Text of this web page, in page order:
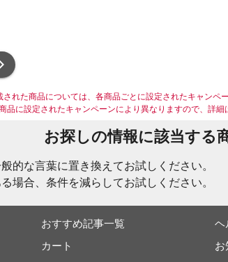
された商品については、各商品ごとに設定されたキャン
品に設定されたキャンペーンにより異なりますので、詳細
お探しの情報に該当する
的な言葉に置き換えてお試しください。
場合、条件を減らしてお試しください。
おすすめ記事一覧
カート
ヘ
お